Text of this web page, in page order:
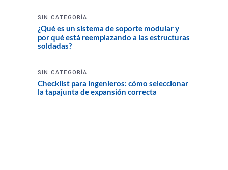
SIN CATEGORÍA
¿Qué es un sistema de soporte modular y
por qué está reemplazando a las estructuras
soldadas?
SIN CATEGORÍA
Checklist para ingenieros: cómo seleccionar
la tapajunta de expansión correcta